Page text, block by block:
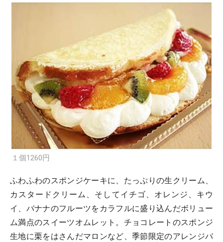
１個1260円
ふわふわのスポンジケーキに、たっぷりの生クリーム、
カスタードクリーム、そしてイチゴ、オレンジ、キウ
イ、バナナのフルーツをカラフルに盛り込んだボリュー
ム満点のスイーツオムレット。チョコレートのスポンジ
生地に栗をはさんだマロンなど、季節限定のアレンジバ